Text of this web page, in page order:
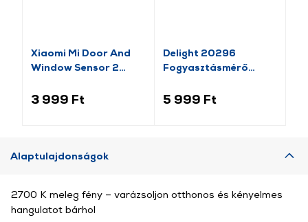
Xiaomi Mi Door And
Window Sensor 2
3 999 Ft
Delight 20296
Fogyasztásmérő
funkcióval
5 999 Ft
Alaptulajdonságok
2700 K meleg fény – varázsoljon otthonos és kényelmes
hangulatot bárhol